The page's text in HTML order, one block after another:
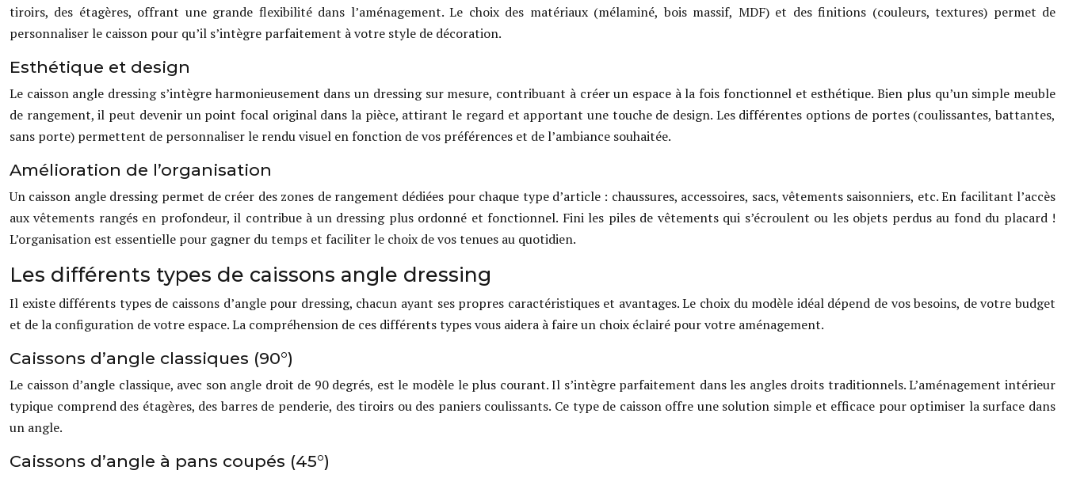
tiroirs, des étagères, offrant une grande flexibilité dans l’aménagement. Le choix des matériaux (mélaminé, bois massif, MDF) et des finitions (couleurs, textures) permet de
personnaliser le caisson pour qu’il s’intègre parfaitement à votre style de décoration.
Esthétique et design
Le caisson angle dressing s’intègre harmonieusement dans un dressing sur mesure, contribuant à créer un espace à la fois fonctionnel et esthétique. Bien plus qu’un simple meuble
de rangement, il peut devenir un point focal original dans la pièce, attirant le regard et apportant une touche de design. Les différentes options de portes (coulissantes, battantes,
sans porte) permettent de personnaliser le rendu visuel en fonction de vos préférences et de l’ambiance souhaitée.
Amélioration de l’organisation
Un caisson angle dressing permet de créer des zones de rangement dédiées pour chaque type d’article : chaussures, accessoires, sacs, vêtements saisonniers, etc. En facilitant l’accès
aux vêtements rangés en profondeur, il contribue à un dressing plus ordonné et fonctionnel. Fini les piles de vêtements qui s’écroulent ou les objets perdus au fond du placard !
L’organisation est essentielle pour gagner du temps et faciliter le choix de vos tenues au quotidien.
Les différents types de caissons angle dressing
Il existe différents types de caissons d’angle pour dressing, chacun ayant ses propres caractéristiques et avantages. Le choix du modèle idéal dépend de vos besoins, de votre budget
et de la configuration de votre espace. La compréhension de ces différents types vous aidera à faire un choix éclairé pour votre aménagement.
Caissons d’angle classiques (90°)
Le caisson d’angle classique, avec son angle droit de 90 degrés, est le modèle le plus courant. Il s’intègre parfaitement dans les angles droits traditionnels. L’aménagement intérieur
typique comprend des étagères, des barres de penderie, des tiroirs ou des paniers coulissants. Ce type de caisson offre une solution simple et efficace pour optimiser la surface dans
un angle.
Caissons d’angle à pans coupés (45°)